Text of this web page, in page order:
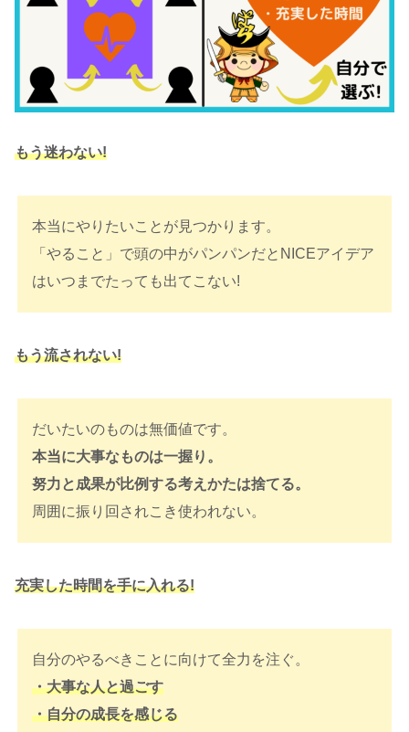
もう迷わない!
本当にやりたいことが見つかります。
「やること」で頭の中がパンパンだとNICEアイデア
はいつまでたっても出てこない!
もう流されない!
だいたいのものは無価値です。
本当に大事なものは一握り。
努力と成果が比例する考えかたは捨てる。
周囲に振り回されこき使われない。
充実した時間を手に入れる!
自分のやるべきことに向けて全力を注ぐ。
・大事な人と過ごす
・自分の成長を感じる